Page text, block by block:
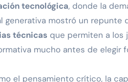
tecnológica, donde la
mostró un repunte
técnicas que permiten a los
mucho antes de elegir
el pensamiento crítico, la